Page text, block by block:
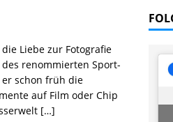
Liebe zur Fotografie
renommierten Sport-
er schon früh die
auf Film oder Chip
[…]